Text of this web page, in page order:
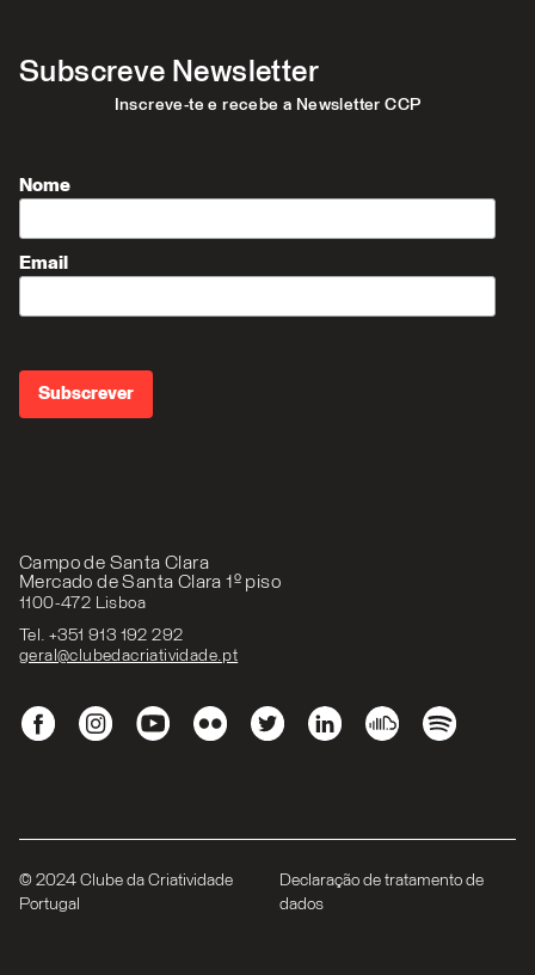
Campo de Santa Clara
Mercado de Santa Clara 1º piso
1100-472 Lisboa
Tel. +351 913 192 292
geral@clubedacriatividade.pt
Subscreve Newsletter
Inscreve-te e recebe a Newsletter CCP
Nome
Email
© 2024 Clube da Criatividade
Portugal
Declaração de tratamento de
dados